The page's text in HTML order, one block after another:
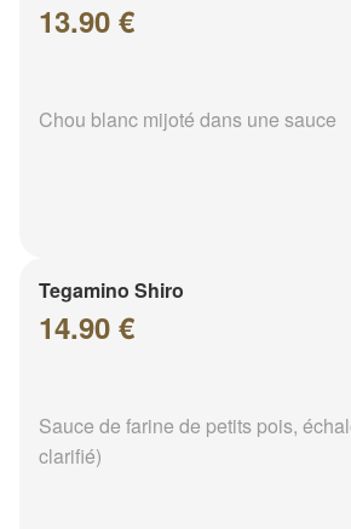
13.90 €
Chou blanc mijoté dans une sauce
Tegamino Shiro
14.90 €
Sauce de farine de petits pois,
clarifié)